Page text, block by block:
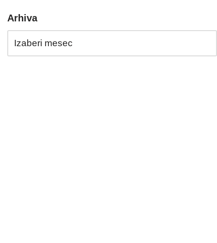
Arhiva